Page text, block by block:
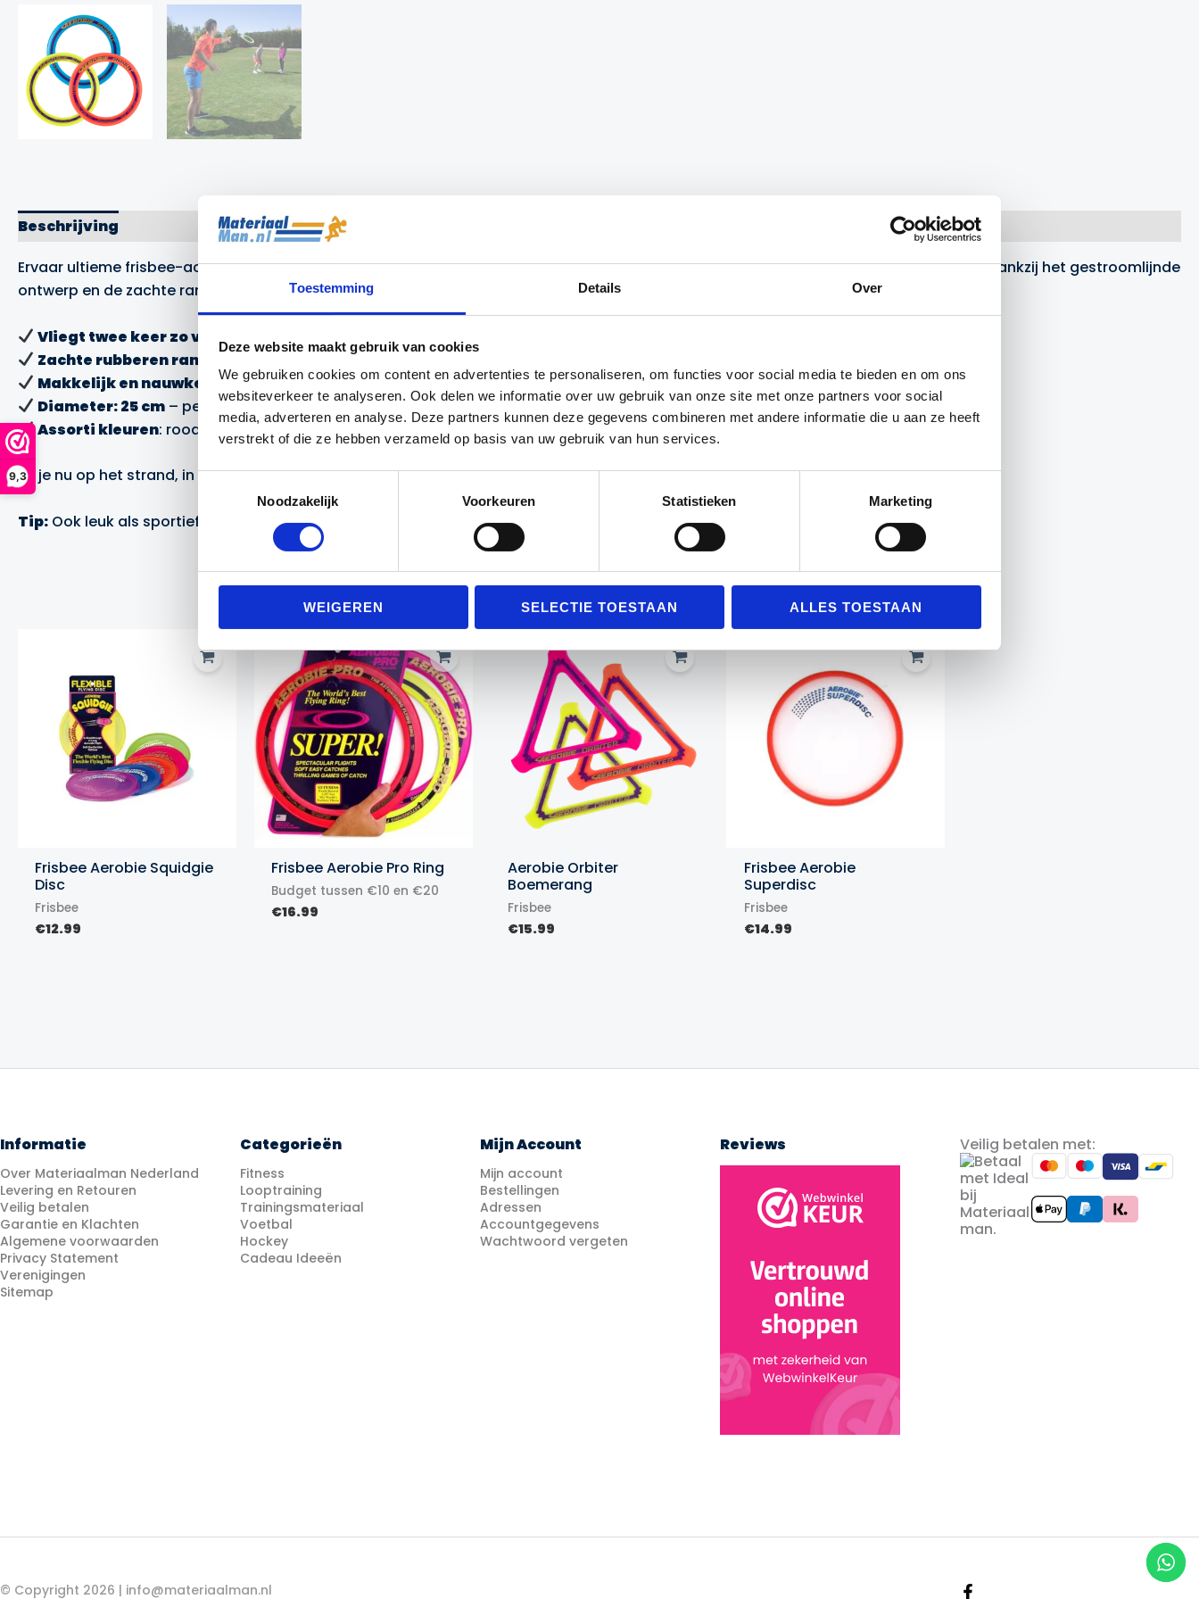
9,3
Toestemming Details Over
Deze website maakt gebruik van cookies
We gebruiken cookies om content en advertenties te personaliseren, om functies voor social media te bieden en om ons
websiteverkeer te analyseren. Ook delen we informatie over uw gebruik van onze site met onze partners voor social
media, adverteren en analyse. Deze partners kunnen deze gegevens combineren met andere informatie die u aan ze heeft
verstrekt of die ze hebben verzameld op basis van uw gebruik van hun services.
Noodzakelijk
Voorkeuren Statistieken Marketing
WEIGEREN SELECTIE TOESTAAN ALLES TOESTAAN
Beschrijving
Ervaar ultieme frisbee-actie met de Aerobie Sprint. Deze innovatieve frisbee vliegt tot wel twee keer zo ver als een traditionele frisbee. Dankzij het gestroomlijnde
ontwerp en de zachte rand is hij niet alleen supermakkelijk te werpen, maar ook comfortabel te vangen.
Vliegt twee keer zo ver
Zachte rubberen rand
voor veilige, comfortabele catches
Makkelijk en nauwkeurig te gooien– ideaal voor beginners en gevorderden
Diameter: 25 cm – perfect formaat voor onderweg of in het park
Assorti kleuren: rood, geel of blauw (kleur niet vooraf te kiezen)
Of je nu op het strand, in het park of op de sportclub speelt – de Aerobie Sprint zorgt altijd voor spectaculaire worpen.
Tip: Ook leuk als sportief cadeau voor jong en oud!
Gerelateerde producten
Frisbee Aerobie Squidgie
Disc
Frisbee
€12.99
Frisbee Aerobie Pro Ring
Budget tussen €10 en €20
€16.99
Aerobie Orbiter
Boemerang
Frisbee
€15.99
Frisbee Aerobie
Superdisc
Frisbee
€14.99
Informatie
Over Materiaalman Nederland
Levering en Retouren
Veilig betalen
Garantie en Klachten
Algemene voorwaarden
Privacy Statement
Verenigingen
Sitemap
Categorieën
Fitness
Looptraining
Trainingsmateriaal
Voetbal
Hockey
Cadeau Ideeën
Mijn Account
Mijn account
Bestellingen
Adressen
Accountgegevens
Wachtwoord vergeten
Reviews Veilig betalen met:
© Copyright 2026 | info@materiaalman.nl